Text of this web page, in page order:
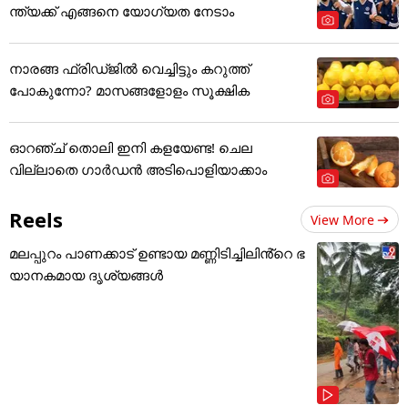
ന്ത്യക്ക് എങ്ങനെ യോഗ്യത നേടാം
നാരങ്ങ ഫ്രിഡ്ജിൽ വെച്ചിട്ടും കറുത്ത്
പോകുന്നോ? മാസങ്ങളോളം സൂക്ഷിക
ഓറഞ്ച് തൊലി ഇനി കളയേണ്ട! ചെല
വില്ലാതെ ഗാർഡൻ അടിപൊളിയാക്കാം
Reels View More
മലപ്പുറം പാണക്കാട് ഉണ്ടായ മണ്ണിടിച്ചിലിൻ്റെ ഭ
യാനകമായ ദൃശ്യങ്ങൾ